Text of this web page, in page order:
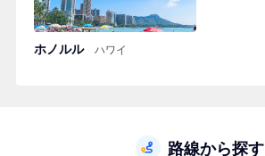
ホノルル ハワイ
路線から探す